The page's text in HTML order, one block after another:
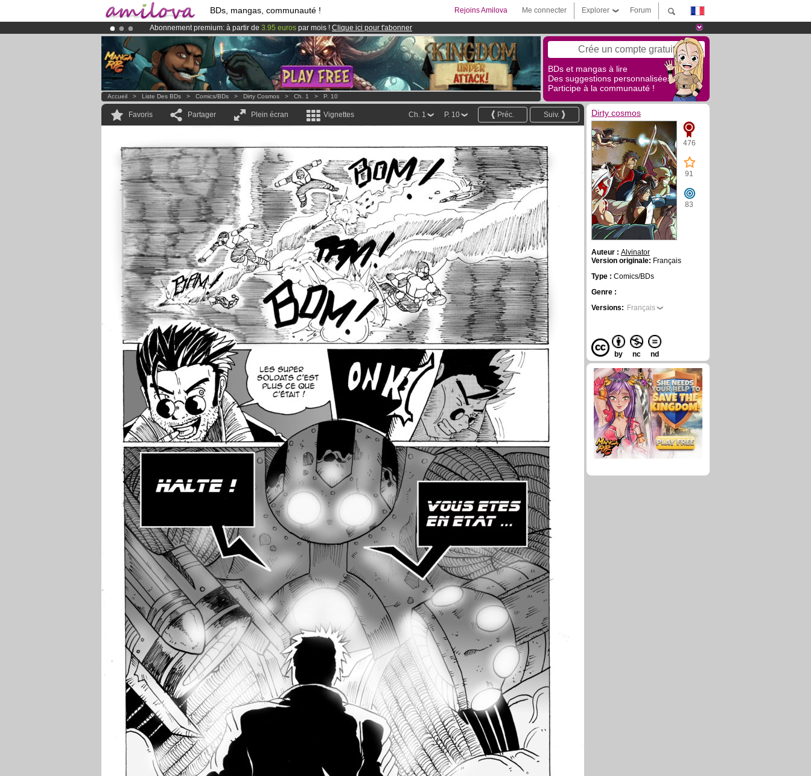
BDs, mangas, communauté ! Forum
Explorer
Me connecter
Rejoins Amilova
Abonnement premium: à partir de 3.95 euros par mois ! Clique ici pour t'abonner
Déjà 100000membreset 1000BDs & Mangas!
LeKickstarter Amilova est désormais lancé Crée un compte gratuit
BDs et mangas à lire
Des suggestions personnalisées !
Participe à la communauté !
Accueil > Liste Des BDs > Comics/BDs > Dirty Cosmos > Ch. 1 > P. 10
Favoris Partager Plein écran Vignettes Suiv.
Préc.
P. 10
Ch. 1 Dirty cosmos
476
91
83
Auteur : Alvinator
Version originale: Français
Type : Comics/BDs
Genre :
Versions: Français
by nc nd